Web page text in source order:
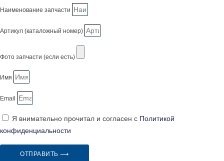
Наименование запчасти
Артикул (каталожный номер)
Фото запчасти (если есть)
Имя
Email
Я внимательно прочитал и согласен с Политикой
конфиденциальности
ОТПРАВИТЬ ⟶